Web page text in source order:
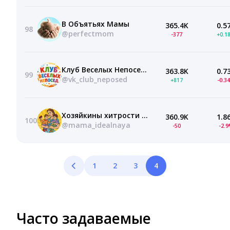
98
В Объятьях Мамы
@perfectmom
365.4K
-377
99
Клуб Веселых Непосед- дошкольник,воспитатель.
@vk_club_neposed
363.8K
+817 -
100
Хозяйкины хитрости и лайфхаки
@mama_idealnaya
360.9K
-50 -
1 2 3 4
Часто задаваемые